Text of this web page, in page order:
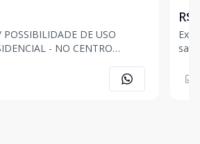
POSSIBILIDADE DE USO
- NO CENTRO
5 banheiros, cozinha,
e ampla área externa. OBS: A
R$